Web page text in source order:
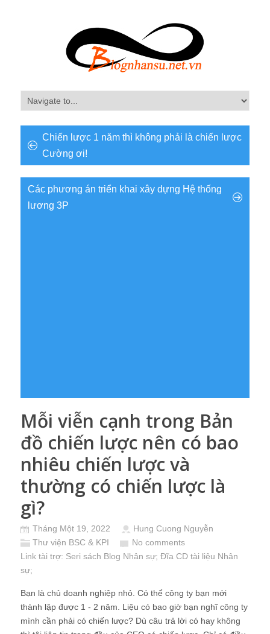
Chiến lược 1 năm thì không phải là chiến lược
Cường ơi!
Các phương án triển khai xây dựng Hệ thống
lương 3P
Mỗi viễn cạnh trong Bản
đồ chiến lược nên có bao
nhiêu chiến lược và
thường có chiến lược là
gì?
Tháng Một 19, 2022
Hung Cuong Nguyễn
Thư viện BSC & KPI
No comments
Link tài trợ: Seri sách Blog Nhân sự; Đĩa CD tài liệu Nhân
sự;
Bạn là chủ doanh nghiệp nhỏ. Có thể công ty bạn mới
thành lập được 1 - 2 năm. Liệu có bao giờ bạn nghĩ công ty
mình cần phải có chiến lược? Dù câu trả lời có hay không